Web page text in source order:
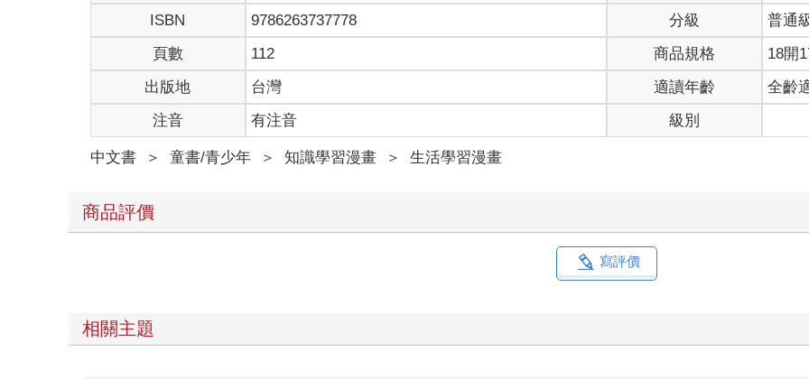
ISBN
9786263737778 分級
普通
頁數
112 商品規格
18開
出版地
台灣 適讀年齡
全齡
注音
有注音 級別
中文書 ＞ 童書/青少年 ＞ 知識學習漫畫 ＞ 生活學習漫畫
商品評價
寫評價
相關主題